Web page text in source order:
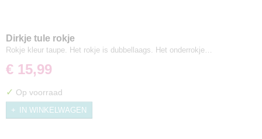
Dirkje tule rokje
Rokje kleur taupe. Het rokje is dubbellaags. Het onderrokje…
€ 15,99
✓ Op voorraad
IN WINKELWAGEN